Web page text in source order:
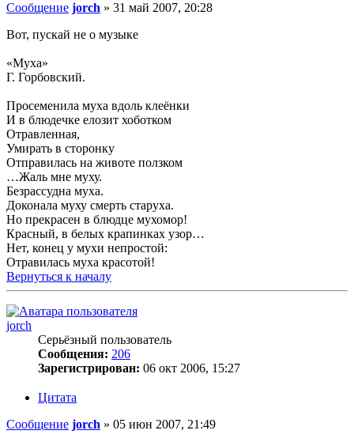
Сообщение jorch » 31 май 2007, 20:28
Вот, пускай не о музыке
«Муха»
Г. Горбовский.
Просеменила муха вдоль клеёнки
И в блюдечке елозит хоботком
Отравленная,
Умирать в сторонку
Отправилась на животе ползком
…Жаль мне муху.
Безрассудна муха.
Доконала муху смерть старуха.
Но прекрасен в блюдце мухомор!
Красный, в белых крапинках узор…
Нет, конец у мухи непростой:
Отравилась муха красотой!
Вернуться к началу
jorch
Серьёзный пользователь
Сообщения: 206
Зарегистрирован: 06 окт 2006, 15:27
Цитата
Сообщение jorch » 05 июн 2007, 21:49